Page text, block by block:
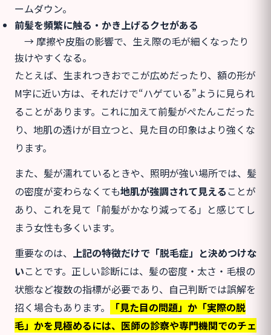
ームダウン。
前髪を頻繁に触る・かき上げるクセがある
→ 摩擦や皮脂の影響で、生え際の毛が細くなったり
抜けやすくなる。
たとえば、生まれつきおでこが広めだったり、額の形が
M字に近い方は、それだけで“ハゲている”ように見られ
ることがあります。これに加えて前髪がぺたんこだった
り、地肌の透けが目立つと、見た目の印象はより強くな
ります。
また、髪が濡れているときや、照明が強い場所では、髪
の密度が変わらなくても地肌が強調されて見える ことが
あり、これを見て「前髪がかなり減ってる」と感じてし
まう女性も多くいます。
重要なのは、
上記の特徴だけで「脱毛症」と決めつけな
いことです。正しい診断には、髪の密度・太さ・毛根の
状態など複数の指標が必要であり、自己判断では誤解を
招く場合もあります。
「見た目の問題」か「実際の脱
毛」かを見極めるには、医師の診察や専門機関でのチェ